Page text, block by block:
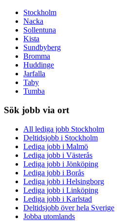
Stockholm
Nacka
Sollentuna
Kista
Sundbyberg
Bromma
Huddinge
Jarfalla
Taby
Tumba
Sök jobb via ort
All lediga jobb Stockholm
Deltidsjobb i Stockholm
Lediga jobb i Malmö
Lediga jobb i Västerås
Lediga jobb i Jönköping
Lediga jobb i Borås
Lediga jobb i Helsingborg
Lediga jobb i Linköping
Lediga jobb i Karlstad
Deltidsjobb över hela Sverige
Jobba utomlands